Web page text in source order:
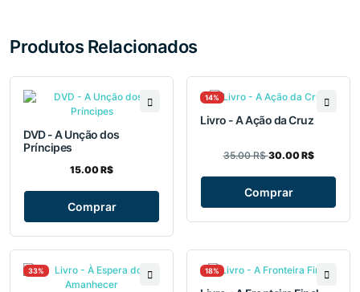
Produtos Relacionados
DVD - A Unção dos
Príncipes
15.00 R$
Comprar
14%
Livro - A Ação da Cruz
35.00 R$30.00 R$
Comprar
33% 18%